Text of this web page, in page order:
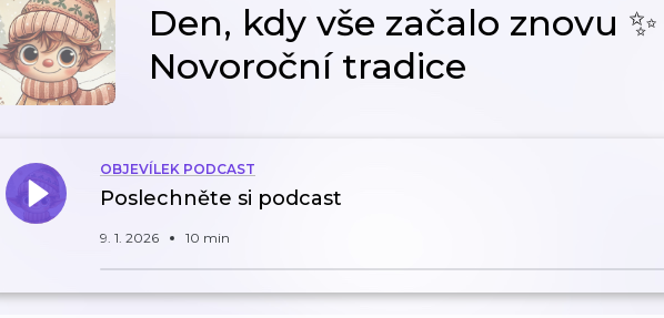
Den, kdy vše začalo znovu ✨
Novoroční tradice
OBJEVÍLEK PODCAST
Poslechněte si podcast
9. 1. 2026 10 min